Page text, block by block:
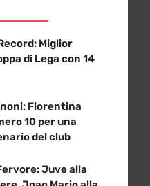
Miglior
di Lega con 14
Fiorentina
10 per una
del club
Juve alla